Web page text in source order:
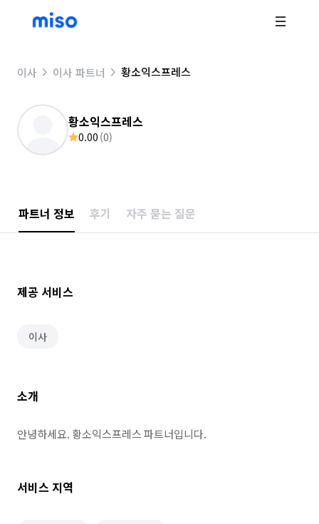
이사 이사 파트너 황소익스프레스
황소익스프레스
0.00 (0)
파트너 정보 후기 자주 묻는 질문
제공 서비스
이사
소개
안녕하세요. 황소익스프레스 파트너입니다.
서비스 지역